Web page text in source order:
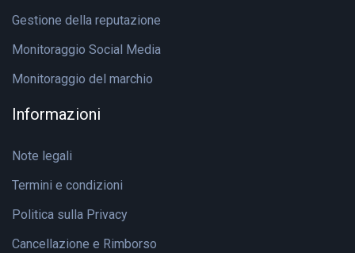
Gestione della reputazione
Monitoraggio Social Media
Monitoraggio del marchio
Informazioni
Note legali
Termini e condizioni
Politica sulla Privacy
Cancellazione e Rimborso